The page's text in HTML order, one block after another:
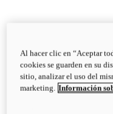
Al hacer clic en “Aceptar
cookies se guarden en su
sitio, analizar el uso del
marketing. Información